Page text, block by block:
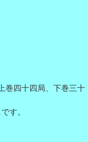
巻四十四局、下巻三十
す。